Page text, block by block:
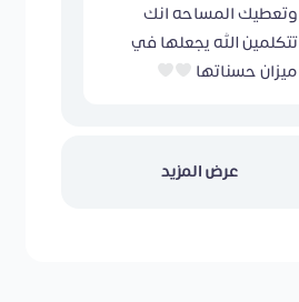
وتعطيك المساحه انك
تتكلمين الله يجعلها في
ميزان حسناتها
عرض المزيد